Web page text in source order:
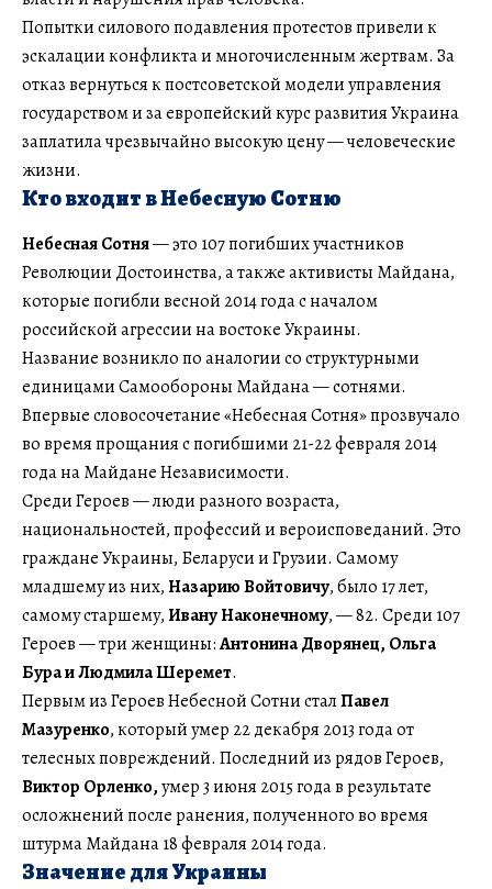
Попытки силового подавления протестов привели к
эскалации конфликта и многочисленным жертвам. За
отказ вернуться к постсоветской модели управления
государством и за европейский курс развития Украина
заплатила чрезвычайно высокую цену — человеческие
жизни.
Кто входит в Небесную Сотню
Небесная Сотня— это 107 погибших участников
Революции Достоинства, а также активисты Майдана,
которые погибли весной 2014 года с началом
российской агрессии на востоке Украины.
Название возникло по аналогии со структурными
единицами Самообороны Майдана — сотнями.
Впервые словосочетание «Небесная Сотня» прозвучало
во время прощания с погибшими 21-22 февраля 2014
года на Майдане Независимости.
Среди Героев — люди разного возраста,
национальностей, профессий и вероисповеданий. Это
граждане Украины, Беларуси и Грузии. Самому
младшему из них,Назарию Войтовичу, было 17 лет,
самому старшему,Ивану Наконечному, — 82. Среди 107
Героев — три женщины:Антонина Дворянец, Ольга
Бура и Людмила Шеремет.
Первым из Героев Небесной Сотни сталПавел
Мазуренко, который умер 22 декабря 2013 года от
телесных повреждений. Последний из рядов Героев,
Виктор Орленко,умер 3 июня 2015 года в результате
осложнений после ранения, полученного во время
штурма Майдана 18 февраля 2014 года.
Значение для Украины